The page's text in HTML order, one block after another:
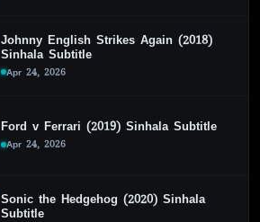
Johnny English Strikes Again (2018)
Sinhala Subtitle
Apr 24, 2026
Ford v Ferrari (2019) Sinhala Subtitle
Apr 24, 2026
Sonic the Hedgehog (2020) Sinhala
Subtitle